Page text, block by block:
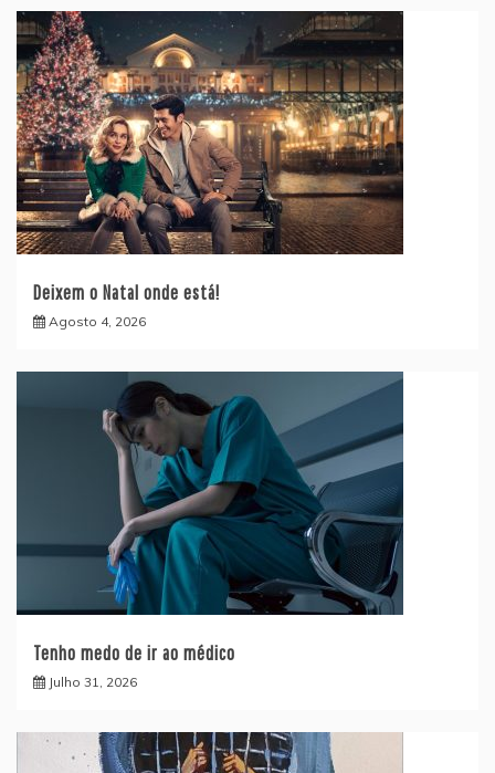
Deixem o Natal onde está!
Agosto 4, 2026
Tenho medo de ir ao médico
Julho 31, 2026